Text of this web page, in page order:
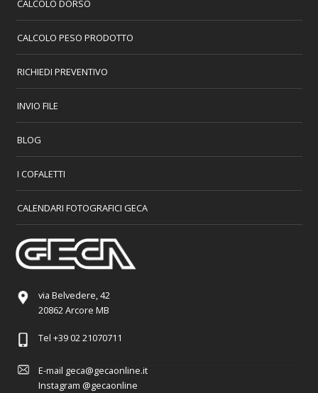
CALCOLO DORSO
CALCOLO PESO PRODOTTO
RICHIEDI PREVENTIVO
INVIO FILE
BLOG
I COFALETTI
CALENDARI FOTOGRAFICI GECA
via Belvedere, 42
20862 Arcore MB
Tel +39 02 21070711
E-mail geca@gecaonline.it
Instagram @gecaonline